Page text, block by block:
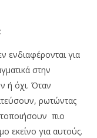
ενδιαφέρονται για
στην
ή όχι. Όταν
ρωτώντας
πιο
εκείνο για αυτούς.